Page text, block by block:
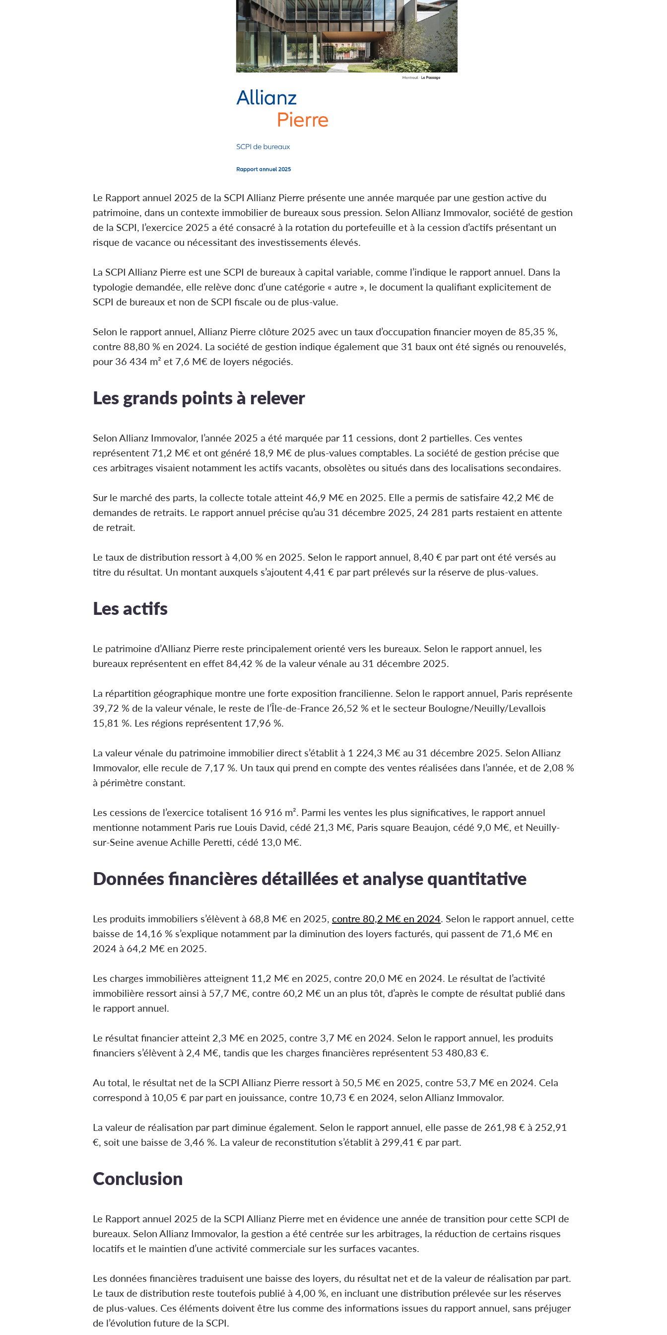
Le Rapport annuel 2025 de la SCPI Allianz Pierre présente une année marquée par une gestion active du
patrimoine, dans un contexte immobilier de bureaux sous pression. Selon Allianz Immovalor, société de gestion
de la SCPI, l’exercice 2025 a été consacré à la rotation du portefeuille et à la cession d’actifs présentant un
risque de vacance ou nécessitant des investissements élevés.
La SCPI Allianz Pierre est une SCPI de bureaux à capital variable, comme l’indique le rapport annuel. Dans la
typologie demandée, elle relève donc d’une catégorie « autre », le document la qualifiant explicitement de
SCPI de bureaux et non de SCPI fiscale ou de plus-value.
Selon le rapport annuel, Allianz Pierre clôture 2025 avec un taux d’occupation financier moyen de 85,35 %,
contre 88,80 % en 2024. La société de gestion indique également que 31 baux ont été signés ou renouvelés,
pour 36 434 m² et 7,6 M€ de loyers négociés.
Les grands points à relever
Selon Allianz Immovalor, l’année 2025 a été marquée par 11 cessions, dont 2 partielles. Ces ventes
représentent 71,2 M€ et ont généré 18,9 M€ de plus-values comptables. La société de gestion précise que
ces arbitrages visaient notamment les actifs vacants, obsolètes ou situés dans des localisations secondaires.
Sur le marché des parts, la collecte totale atteint 46,9 M€ en 2025. Elle a permis de satisfaire 42,2 M€ de
demandes de retraits. Le rapport annuel précise qu’au 31 décembre 2025, 24 281 parts restaient en attente
de retrait.
Le taux de distribution ressort à 4,00 % en 2025. Selon le rapport annuel, 8,40 € par part ont été versés au
titre du résultat. Un montant auxquels s’ajoutent 4,41 € par part prélevés sur la réserve de plus-values.
Les actifs
Le patrimoine d’Allianz Pierre reste principalement orienté vers les bureaux. Selon le rapport annuel, les
bureaux représentent en effet 84,42 % de la valeur vénale au 31 décembre 2025.
La répartition géographique montre une forte exposition francilienne. Selon le rapport annuel, Paris représente
39,72 % de la valeur vénale, le reste de l’Île-de-France 26,52 % et le secteur Boulogne/Neuilly/Levallois
15,81 %. Les régions représentent 17,96 %.
La valeur vénale du patrimoine immobilier direct s’établit à 1 224,3 M€ au 31 décembre 2025. Selon Allianz
Immovalor, elle recule de 7,17 %. Un taux qui prend en compte des ventes réalisées dans l’année, et de 2,08 %
à périmètre constant.
Les cessions de l’exercice totalisent 16 916 m². Parmi les ventes les plus significatives, le rapport annuel
mentionne notamment Paris rue Louis David, cédé 21,3 M€, Paris square Beaujon, cédé 9,0 M€, et Neuilly-
sur-Seine avenue Achille Peretti, cédé 13,0 M€.
Données financières détaillées et analyse quantitative
Les produits immobiliers s’élèvent à 68,8 M€ en 2025, contre 80,2 M€ en 2024 . Selon le rapport annuel, cette
baisse de 14,16 % s’explique notamment par la diminution des loyers facturés, qui passent de 71,6 M€ en
2024 à 64,2 M€ en 2025.
Les charges immobilières atteignent 11,2 M€ en 2025, contre 20,0 M€ en 2024. Le résultat de l’activité
immobilière ressort ainsi à 57,7 M€, contre 60,2 M€ un an plus tôt, d’après le compte de résultat publié dans
le rapport annuel.
Le résultat financier atteint 2,3 M€ en 2025, contre 3,7 M€ en 2024. Selon le rapport annuel, les produits
financiers s’élèvent à 2,4 M€, tandis que les charges financières représentent 53 480,83 €.
Au total, le résultat net de la SCPI Allianz Pierre ressort à 50,5 M€ en 2025, contre 53,7 M€ en 2024. Cela
correspond à 10,05 € par part en jouissance, contre 10,73 € en 2024, selon Allianz Immovalor.
La valeur de réalisation par part diminue également. Selon le rapport annuel, elle passe de 261,98 € à 252,91
€, soit une baisse de 3,46 %. La valeur de reconstitution s’établit à 299,41 € par part.
Conclusion
Le Rapport annuel 2025 de la SCPI Allianz Pierre met en évidence une année de transition pour cette SCPI de
bureaux. Selon Allianz Immovalor, la gestion a été centrée sur les arbitrages, la réduction de certains risques
locatifs et le maintien d’une activité commerciale sur les surfaces vacantes.
Les données financières traduisent une baisse des loyers, du résultat net et de la valeur de réalisation par part.
Le taux de distribution reste toutefois publié à 4,00 %, en incluant une distribution prélevée sur les réserves
de plus-values. Ces éléments doivent être lus comme des informations issues du rapport annuel, sans préjuger
de l’évolution future de la SCPI.